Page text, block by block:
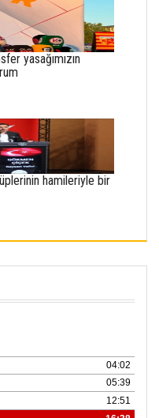
İlgi Alanlarımız ve Biz
02 Ekim 2025
SABAHATTİN
yasağımızın
hamileriyle bir